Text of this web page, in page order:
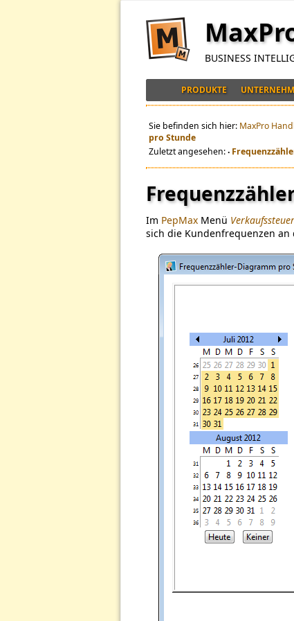
BUSINESS
PRODUKTE
Sie befinden sich hier: MaxPro
pro Stunde
Zuletzt angesehen: •
Im PepMax Menü
sich die Kundenfrequenzen